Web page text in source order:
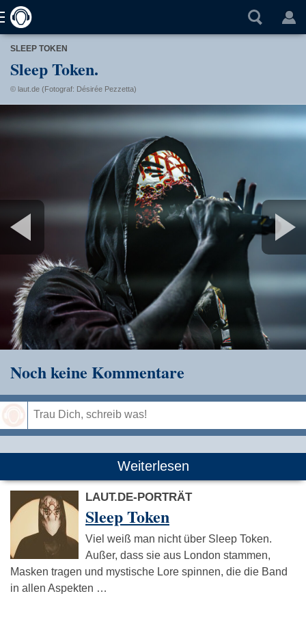
SLEEP TOKEN
Sleep Token.
© laut.de (Fotograf: Désirée Pezzetta)
Noch keine Kommentare
Weiterlesen
LAUT.DE-PORTRÄT
Sleep Token
Viel weiß man nicht über Sleep Token.
Außer, dass sie aus London stammen,
Masken tragen und mystische Lore spinnen, die die Band
in allen Aspekten …